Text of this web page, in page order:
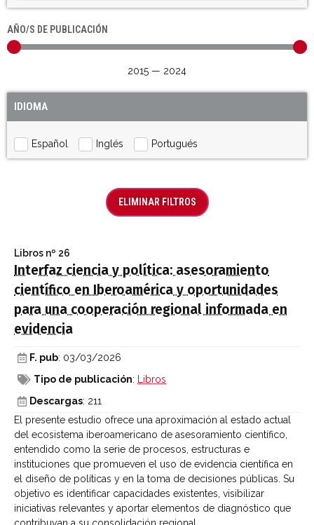
AÑO/S DE PUBLICACIÓN
2015 — 2024
IDIOMA
Español Inglés Portugués
ELIMINAR FILTROS
Libros nº 26
Interfaz ciencia y política: asesoramiento
científico en Iberoamérica y oportunidades
para una cooperación regional informada en
evidencia
F. pub: 03/03/2026
Tipo de publicación: Libros
Descargas: 211
El presente estudio ofrece una aproximación al estado actual
del ecosistema iberoamericano de asesoramiento científico,
entendido como la serie de procesos, estructuras e
instituciones que promueven el uso de evidencia científica en
el diseño de políticas y en la toma de decisiones públicas. Su
objetivo es identificar capacidades existentes, visibilizar
iniciativas relevantes y aportar elementos de diagnóstico que